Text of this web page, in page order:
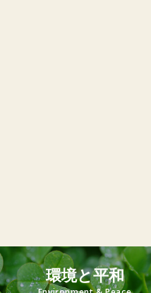
環境と平和